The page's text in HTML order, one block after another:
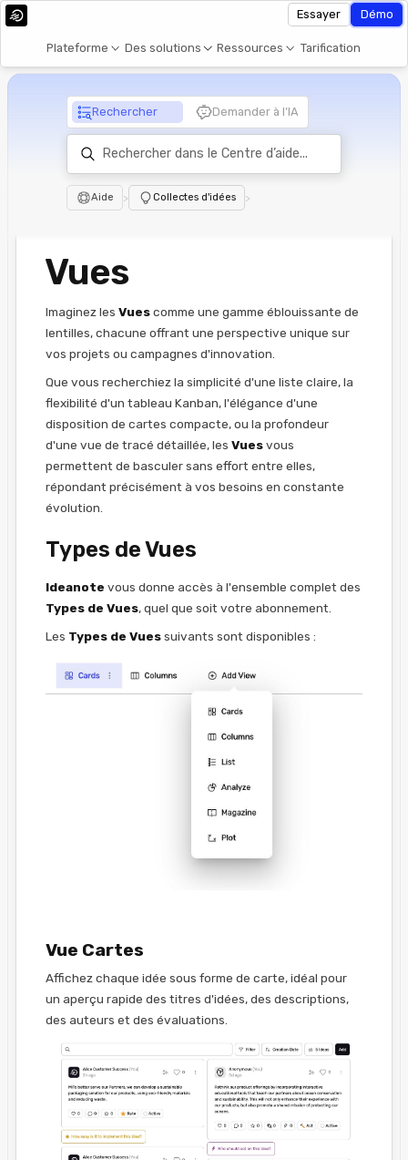
Plateforme Des solutions Ressources Tarification
Essayer Démo
Rechercher Demander à l’IA
Aide > Collectes d'idées >
Vues
Imaginez les Vuescomme une gamme éblouissante de
lentilles, chacune offrant une perspective unique sur
vos projets ou campagnes d'innovation.
Que vous recherchiez la simplicité d'une liste claire, la
flexibilité d'un tableau Kanban, l'élégance d'une
disposition de cartes compacte, ou la profondeur
d'une vue de tracé détaillée, les Vuesvous
permettent de basculer sans effort entre elles,
répondant précisément à vos besoins en constante
évolution.
Types de Vues
Ideanote vous donne accès à l'ensemble complet des
Types de Vues, quel que soit votre abonnement.
Les Types de Vuessuivants sont disponibles :
Vue Cartes
Affichez chaque idée sous forme de carte, idéal pour
un aperçu rapide des titres d'idées, des descriptions,
des auteurs et des évaluations.